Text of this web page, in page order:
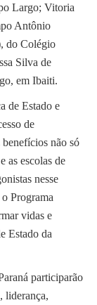
Largo; Vitoria
Antônio
do Colégio
Silva de
em Ibaiti.
de Estado e
de
não só
as escolas de
nesse
Programa
vidas e
Estado da
participarão
liderança,